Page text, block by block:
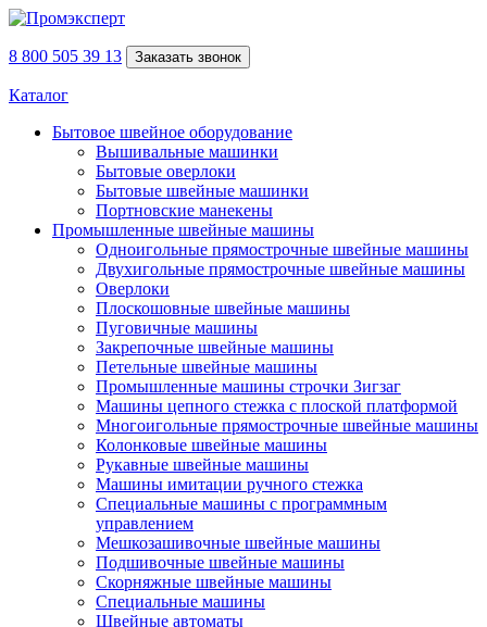
8 800 505 39 13 Заказать звонок
Каталог
Бытовое швейное оборудование
Вышивальные машинки
Бытовые оверлоки
Бытовые швейные машинки
Портновские манекены
Промышленные швейные машины
Одноигольные прямострочные швейные машины
Двухигольные прямострочные швейные машины
Оверлоки
Плоскошовные швейные машины
Пуговичные машины
Закрепочные швейные машины
Петельные швейные машины
Промышленные машины строчки Зигзаг
Машины цепного стежка с плоской платформой
Многоигольные прямострочные швейные машины
Колонковые швейные машины
Рукавные швейные машины
Машины имитации ручного стежка
Специальные машины с программным
управлением
Мешкозашивочные швейные машины
Подшивочные швейные машины
Скорняжные швейные машины
Специальные машины
Швейные автоматы